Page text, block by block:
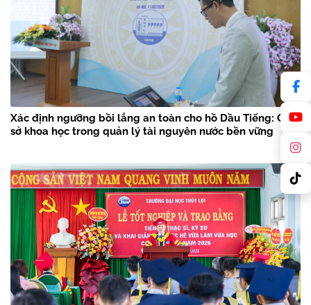
Xác định ngưỡng bồi lắng an toàn cho hồ Dầu Tiếng: Cơ
sở khoa học trong quản lý tài nguyên nước bền vững